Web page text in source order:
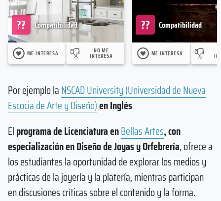
Compatibilidad
??
ME INTERESA NO ME
INTERESA
Compatibilidad
??
ME INTERESA
Por ejemplo laNSCAD University (Universidad de Nueva
Escocia de Arte y Diseño)en Inglés
Elprograma de Licenciatura enBellas Artes, con
especialización en Diseño de Joyas y Orfebrería, ofrece a
los estudiantes la oportunidad de explorar los medios y
prácticas de la joyería y la platería, mientras participan
en discusiones críticas sobre el contenido y la forma.